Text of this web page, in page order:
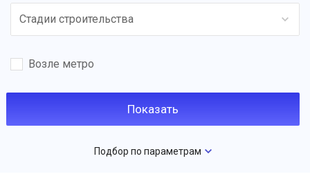
Стадии строительства
Возле метро
Подбор по параметрам